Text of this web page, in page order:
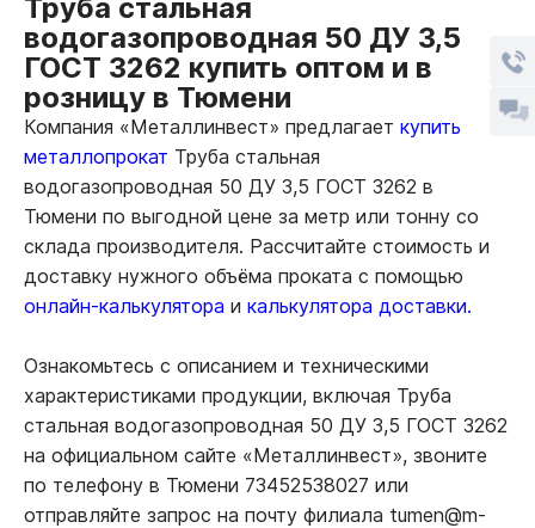
Труба стальная
водогазопроводная 50 ДУ 3,5
ГОСТ 3262 купить оптом и в
розницу в Тюмени
Компания «Металлинвест» предлагает купить
металлопрокат Труба стальная
водогазопроводная 50 ДУ 3,5 ГОСТ 3262 в
Тюмени по выгодной цене за метр или тонну со
склада производителя. Рассчитайте стоимость и
доставку нужного объёма проката с помощью
онлайн-калькулятора и калькулятора доставки.
Ознакомьтесь с описанием и техническими
характеристиками продукции, включая Труба
стальная водогазопроводная 50 ДУ 3,5 ГОСТ 3262
на официальном сайте «Металлинвест», звоните
по телефону в Тюмени 73452538027 или
отправляйте запрос на почту филиала tumen@m-